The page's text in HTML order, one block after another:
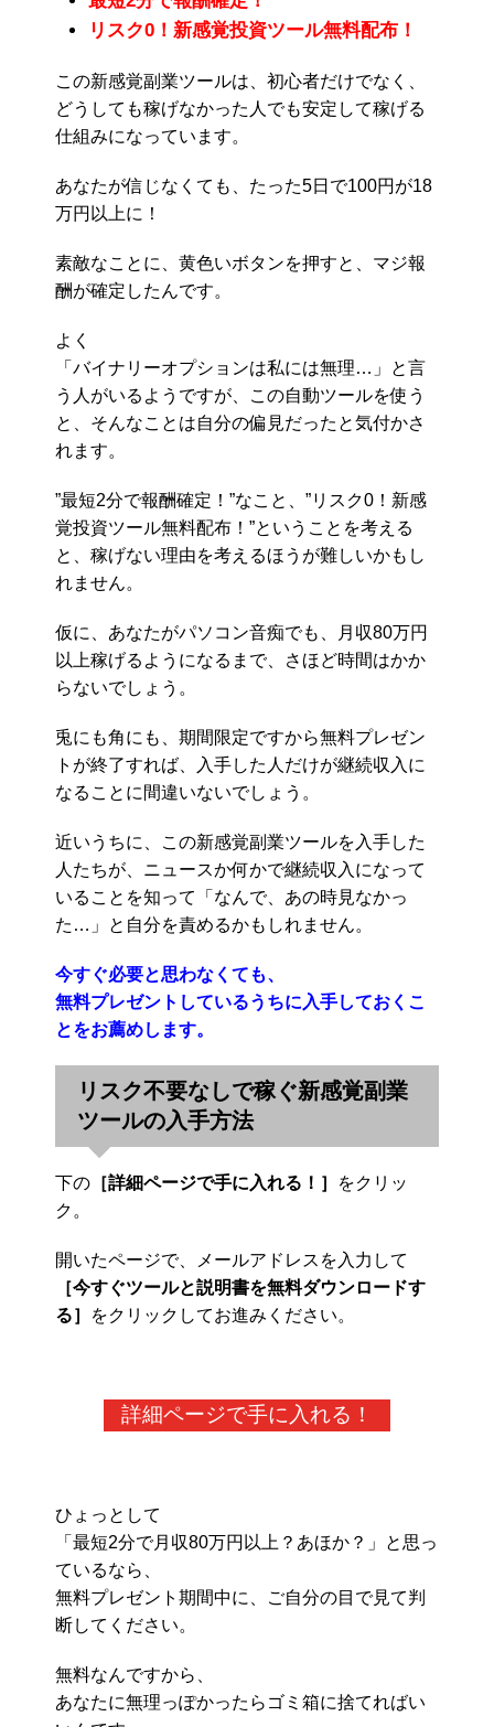
リスク0！新感覚投資ツール無料配布！
この新感覚副業ツールは、初心者だけでなく、
どうしても稼げなかった人でも安定して稼げる
仕組みになっています。
あなたが信じなくても、たった5日で100円が18
万円以上に！
素敵なことに、黄色いボタンを押すと、マジ報
酬が確定したんです。
よく
「バイナリーオプションは私には無理…」と言
う人がいるようですが、この自動ツールを使う
と、そんなことは自分の偏見だったと気付かさ
れます。
”最短2分で報酬確定！”なこと、”リスク0！新感
覚投資ツール無料配布！”ということを考える
と、稼げない理由を考えるほうが難しいかもし
れません。
仮に、あなたがパソコン音痴でも、月収80万円
以上稼げるようになるまで、さほど時間はかか
らないでしょう。
兎にも角にも、期間限定ですから無料プレゼン
トが終了すれば、入手した人だけが継続収入に
なることに間違いないでしょう。
近いうちに、この新感覚副業ツールを入手した
人たちが、ニュースか何かで継続収入になって
いることを知って「なんで、あの時見なかっ
た…」と自分を責めるかもしれません。
今すぐ必要と思わなくても、
無料プレゼントしているうちに入手しておくこ
とをお薦めします。
リスク不要なしで稼ぐ新感覚副業
ツールの入手方法
下の ［詳細ページで手に入れる！］
をクリッ
ク。
開いたページで、メールアドレスを入力して
［今すぐツールと説明書を無料ダウンロードす
る］
をクリックしてお進みください。
詳細ページで手に入れる！
ひょっとして
「最短2分で月収80万円以上？あほか？」と思っ
ているなら、
無料プレゼント期間中に、ご自分の目で見て判
断してください。
無料なんですから、
あなたに無理っぽかったらゴミ箱に捨てればい